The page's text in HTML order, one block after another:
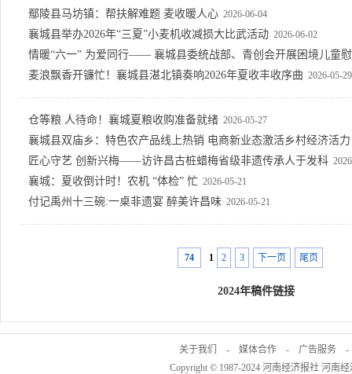
鄢陵县马坊镇：帮扶解难题 麦收暖人心 2026-06-04
襄城县举办2026年“三夏”小麦机收减损大比武活动 2026-06-02
情暖“六一” 为爱同行—— 襄城县委统战部、青创会开展困境儿童
麦浪飘香开镰忙！襄城县湛北镇奏响2026年夏收丰收序曲 2026-05-29
仓等粮 人待命！襄城夏粮收购准备就绪 2026-05-27
襄城县双庙乡：特色农产品线上热销 电商新业态激活乡村经济活力
匠心守艺 创新兴梅——访许昌古桩蜡梅省级非遗传承人于发科
襄城：夏收倒计时！农机 “体检” 忙 2026-05-21
付记禹州十三碗:一桌非遗宴 醉美许昌味 2026-05-21
74 1 2 3 下一页 尾页
2024年稿件链接
关于我们 - 媒体合作 - 广告服务
Copyright © 1987-2024 河南经济报社 河南